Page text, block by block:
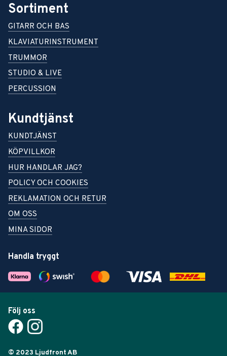
Sortiment
GITARR OCH BAS
KLAVIATURINSTRUMENT
TRUMMOR
STUDIO & LIVE
PERCUSSION
Kundtjänst
KUNDTJÄNST
KÖPVILLKOR
HUR HANDLAR JAG?
POLICY OCH COOKIES
REKLAMATION OCH RETUR
OM OSS
MINA SIDOR
Handla tryggt
Följ oss
© 2023 Ljudfront AB